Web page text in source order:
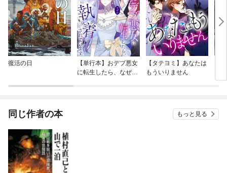
復活の日
【単行本】おデブ悪女
に転生したら、なぜか
【タテヨミ】あなたは
もういりません
同じ作者の本 もっと見る